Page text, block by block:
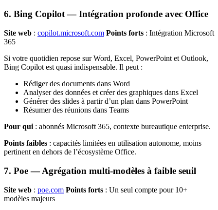
6. Bing Copilot — Intégration profonde avec Office
Site web : copilot.microsoft.com Points forts : Intégration Microsoft
365
Si votre quotidien repose sur Word, Excel, PowerPoint et Outlook,
Bing Copilot est quasi indispensable. Il peut :
Rédiger des documents dans Word
Analyser des données et créer des graphiques dans Excel
Générer des slides à partir d’un plan dans PowerPoint
Résumer des réunions dans Teams
Pour qui : abonnés Microsoft 365, contexte bureautique enterprise.
Points faibles : capacités limitées en utilisation autonome, moins
pertinent en dehors de l’écosystème Office.
7. Poe — Agrégation multi-modèles à faible seuil
Site web : poe.com Points forts : Un seul compte pour 10+
modèles majeurs